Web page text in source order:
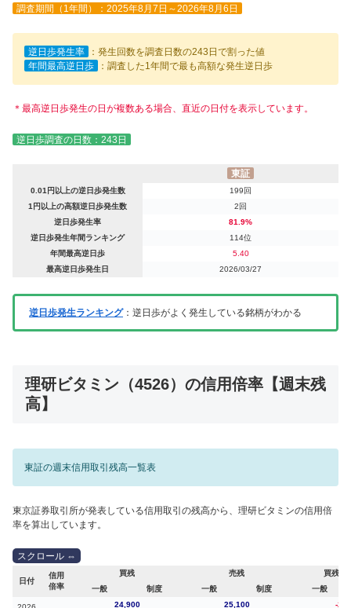
調査期間（1年間）：2025年8月7日～2026年8月6日
逆日歩発生率
：発生回数を調査日数の243日で割った値
年間最高逆日歩
：調査した1年間で最も高額な発生逆日歩
＊最高逆日歩発生の日が複数ある場合、直近の日付を表示しています。
逆日歩調査の日数：243日
東証
0.01円以上の逆日歩発生数
199回
1円以上の高額逆日歩発生数
2回
逆日歩発生率
81.9%
逆日歩発生年間ランキング
114位
年間最高逆日歩
5.40
最高逆日歩発生日
2026/03/27
逆日歩発生ランキング：逆日歩がよく発生している銘柄がわかる
理研ビタミン（4526）の信用倍率【週末残
高】
東証の週末信用取引残高一覧表
東京証券取引所が発表している信用取引の残高から、理研ビタミンの信用倍
率を算出しています。
日付
信用
倍率
買残 売残
買残（
一般
制度 一般 制度 一般
24,900 25,100
-